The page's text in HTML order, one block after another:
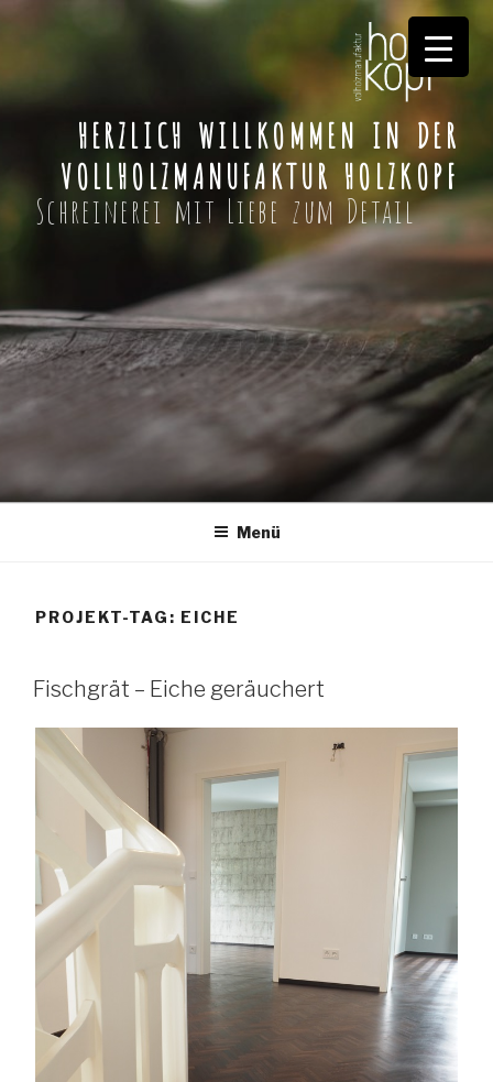
HERZLICH WILLKOMMEN IN DER
VOLLHOLZMANUFAKTUR HOLZKOPF
Schreinerei mit Liebe zum Detail
Menü
PROJEKT-TAG: EICHE
Fischgrät – Eiche geräuchert